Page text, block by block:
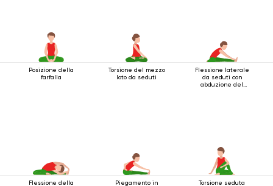
Posizione della
farfalla
Torsione del mezzo
loto da seduti
Flessione laterale
da seduti con
abduzione del
Flessione della Piegamento in Torsione seduta